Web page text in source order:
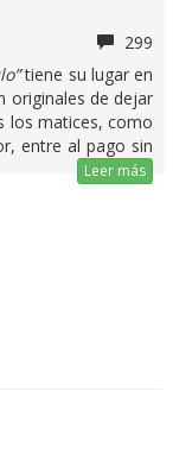
299
tiene su lugar en
originales de dejar
los matices, como
entre al pago sin
Leer más